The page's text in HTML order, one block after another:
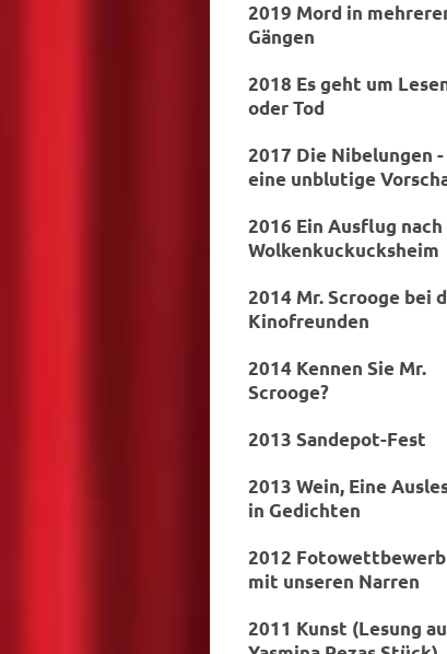
2019 Mord in
Gängen
2018 Es geht um
oder Tod
2017 Die Nibelungen -
eine unblutige
2016 Ein Ausflug nach
Wolkenkuckucksheim
2014 Mr. Scrooge bei
Kinofreunden
2014 Kennen Sie Mr.
Scrooge?
2013 Sandepot-Fest
2013 Wein, Eine
in Gedichten
2012 Fotowettbewerb
mit unseren Narren
2011 Kunst (Lesung